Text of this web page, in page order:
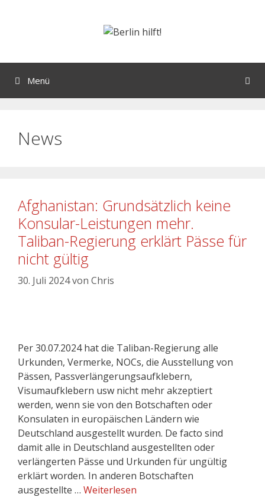
Menü
News
Afghanistan: Grundsätzlich keine
Konsular-Leistungen mehr.
Taliban-Regierung erklärt Pässe für
nicht gültig
30. Juli 2024von Chris
Per 30.07.2024 hat die Taliban-Regierung alle
Urkunden, Vermerke, NOCs, die Ausstellung von
Pässen, Passverlängerungsaufklebern,
Visumaufklebern usw nicht mehr akzeptiert
werden, wenn sie von den Botschaften oder
Konsulaten in europäischen Ländern wie
Deutschland ausgestellt wurden. De facto sind
damit alle in Deutschland ausgestellten oder
verlängerten Pässe und Urkunden für ungültig
erklärt worden. In anderen Botschaften
ausgestellte … Weiterlesen